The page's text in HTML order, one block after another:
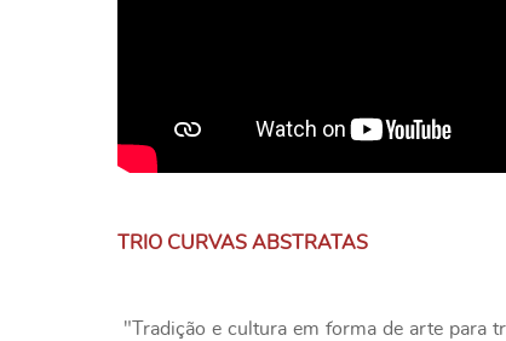
TRIO CURVAS ABSTRATAS
"Tradição e cultura em forma de arte para